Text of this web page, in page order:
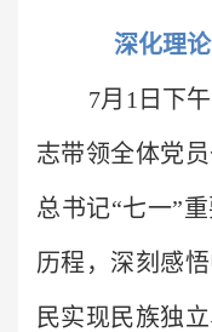
深化理
7月1日下
志带领全体党
总书记“七一”
历程，深刻感
民实现民族独